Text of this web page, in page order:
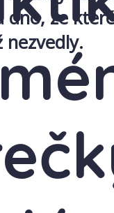
dno, ze
nezvedly.